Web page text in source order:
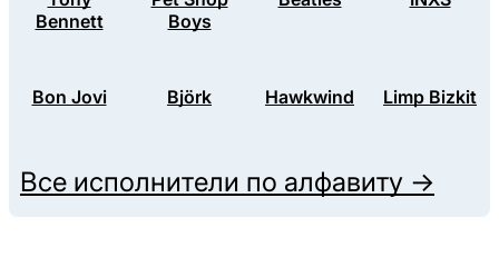
Bennett
Boys
Bon Jovi Björk Hawkwind Limp Bizkit
Все исполнители по алфавиту →